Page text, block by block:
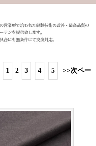
1 2 3 4 5 >>次ペー